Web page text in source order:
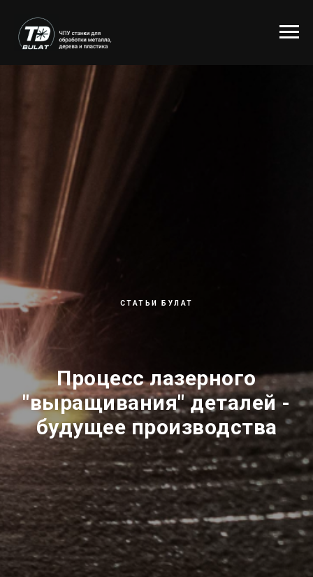
СТАТЬИ БУЛАТ
Процесс лазерного
"выращивания" деталей -
будущее производства